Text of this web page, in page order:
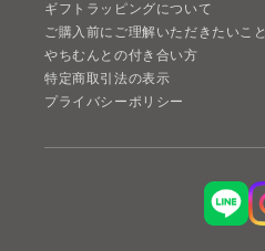
ギフトラッピングについて
ご購入前にご理解いただきたいこと
やちむんとの付き合い方
特定商取引法の表示
プライバシーポリシー